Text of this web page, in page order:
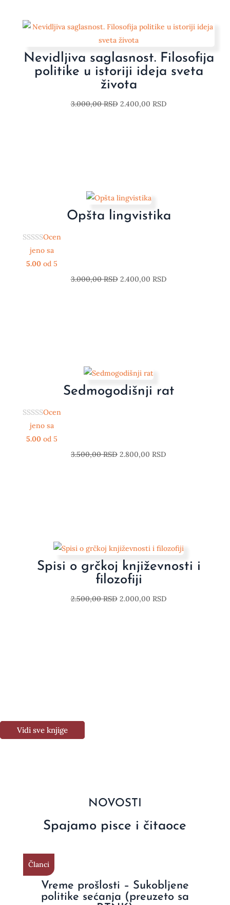
Nevidljiva saglasnost. Filosofija
politike u istoriji ideja sveta
života
3.000,00RSD 2.400,00 RSD
Opšta lingvistika
Ocen
jeno sa
5.00 od 5
3.000,00RSD 2.400,00 RSD
Sedmogodišnji rat
Ocen
jeno sa
5.00 od 5
3.500,00RSD 2.800,00 RSD
Spisi o grčkoj književnosti i
filozofiji
2.500,00RSD 2.000,00 RSD
Vidi sve knjige
NOVOSTI
Spajamo pisce i čitaoce
Članci
Vreme prošlosti – Sukobljene
politike sećanja (preuzeto sa